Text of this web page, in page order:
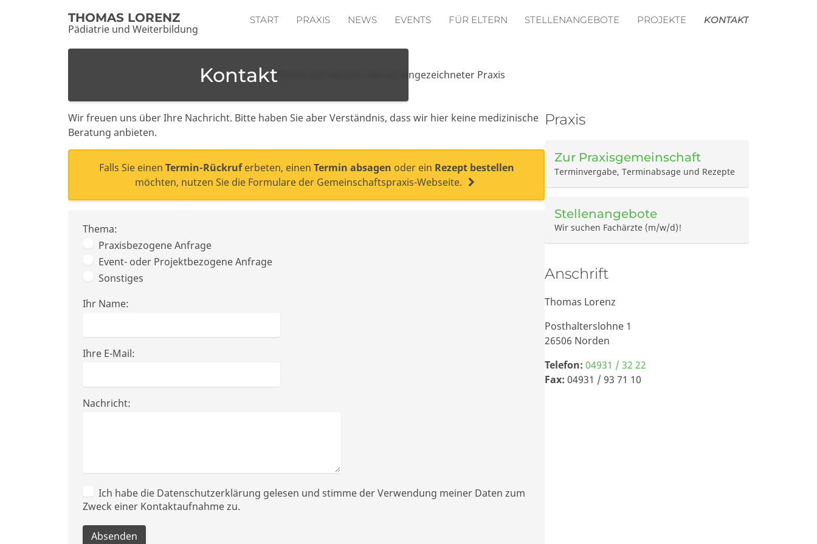
THOMAS LORENZ
Pädiatrie und Weiterbildung
START PRAXIS NEWS EVENTS FÜR ELTERN STELLENANGEBOTE PROJEKTE KONTAKT
Kontakt
Wir freuen uns über Ihre Nachricht. Bitte haben Sie aber Verständnis, dass wir hier keine medizinische
Beratung anbieten.
Falls Sie einen Termin-Rückruferbeten, einen Termin absagen oder ein Rezept bestellen
möchten, nutzen Sie die Formulare der Gemeinschaftspraxis-Webseite.
Thema:
Praxisbezogene Anfrage
Event- oder Projektbezogene Anfrage
Sonstiges
Ihr Name:
Ihre E-Mail:
Nachricht:
Ich habe die Datenschutzerklärung gelesen und stimme der Verwendung meiner Daten zum
Zweck einer Kontaktaufnahme zu.
Absenden
Praxis
Zur Praxisgemeinschaft
Terminvergabe, Terminabsage und Rezepte
Stellenangebote
Wir suchen Fachärzte (m/w/d)!
Anschrift
Thomas Lorenz
Posthalterslohne 1
26506 Norden
Telefon: 04931 / 32 22
Fax: 04931 / 93 71 10